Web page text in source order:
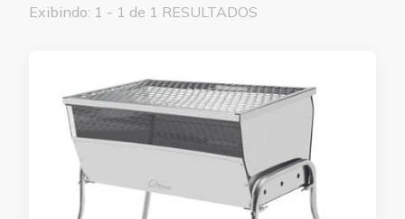
Exibindo: 1 - 1 de 1 RESULTADOS